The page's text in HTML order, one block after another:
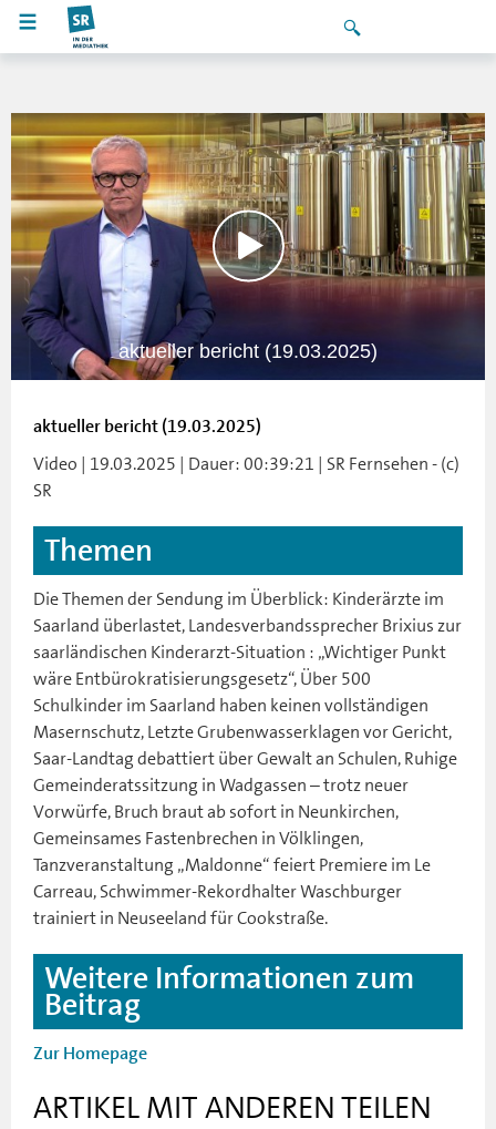
aktueller bericht (19.03.2025)
aktueller bericht (19.03.2025)
Video | 19.03.2025 | Dauer: 00:39:21 | SR Fernsehen - (c)
SR
Themen
Die Themen der Sendung im Überblick: Kinderärzte im
Saarland überlastet, Landesverbandssprecher Brixius zur
saarländischen Kinderarzt-Situation : „Wichtiger Punkt
wäre Entbürokratisierungsgesetz“, Über 500
Schulkinder im Saarland haben keinen vollständigen
Masernschutz, Letzte Grubenwasserklagen vor Gericht,
Saar-Landtag debattiert über Gewalt an Schulen, Ruhige
Gemeinderatssitzung in Wadgassen – trotz neuer
Vorwürfe, Bruch braut ab sofort in Neunkirchen,
Gemeinsames Fastenbrechen in Völklingen,
Tanzveranstaltung „Maldonne“ feiert Premiere im Le
Carreau, Schwimmer-Rekordhalter Waschburger
trainiert in Neuseeland für Cookstraße.
Weitere Informationen zum
Beitrag
Zur Homepage
ARTIKEL MIT ANDEREN TEILEN